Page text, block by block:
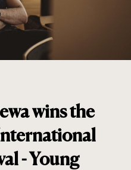
wins the
- Young